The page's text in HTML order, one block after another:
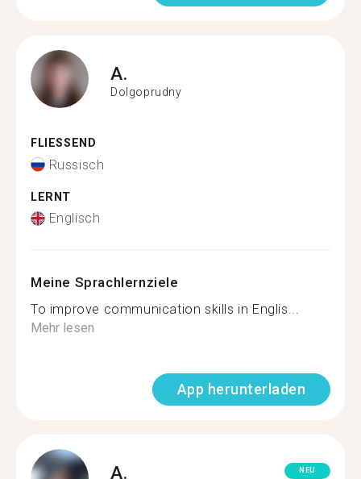
A.
Dolgoprudny
FLIESSEND
Russisch
LERNT
Englisch
Meine Sprachlernziele
To improve communication skills in Englis...
Mehr lesen
App herunterladen
A. NEU